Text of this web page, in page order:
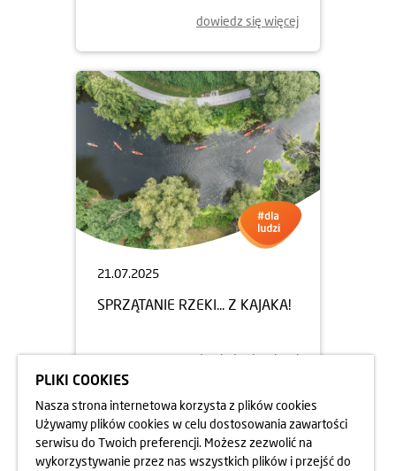
dowiedz się więcej
21.07.2025
SPRZĄTANIE RZEKI... Z KAJAKA!
dowiedz się więcej
PLIKI COOKIES
Nasza strona internetowa korzysta z plików cookies
Używamy plików cookies w celu dostosowania zawartości
serwisu do Twoich preferencji. Możesz zezwolić na
wykorzystywanie przez nas wszystkich plików i przejść do